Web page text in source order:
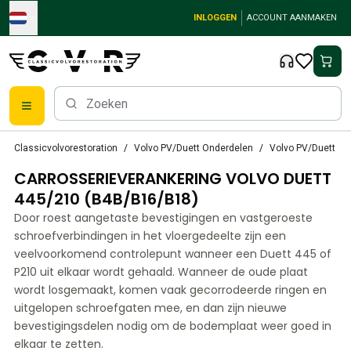
Skip to main content
INLOGGEN ACCOUNT AANMAKEN
Volvo PV/Duett Onderdelen
Volvo PV/Duett remsysteem
Volvo PV/Duett Brandstof-/uitlaatsysteem
Volvo PV/Duett Elektrische apparatuur
Volvo PV/Duett Voorvering
Volvo PV/Duett interieur onderdelen
Volvo PV/Duett Lichaamsdelen
Volvo PV/Duett Transmissie/Achterophanging
Volvo PV/Duett Koelsysteem
Volvo PV/Duett motoronderdelen
Classicvolvorestoration Volvo PV/Duett Onderdelen Volvo PV/Duett
CARROSSERIEVERANKERING VOLVO DUETT
445/210 (B4B/B16/B18)
Door roest aangetaste bevestigingen en vastgeroeste
schroefverbindingen in het vloergedeelte zijn een
veelvoorkomend controlepunt wanneer een Duett 445 of
P210 uit elkaar wordt gehaald. Wanneer de oude plaat
wordt losgemaakt, komen vaak gecorrodeerde ringen en
uitgelopen schroefgaten mee, en dan zijn nieuwe
bevestigingsdelen nodig om de bodemplaat weer goed in
elkaar te zetten.